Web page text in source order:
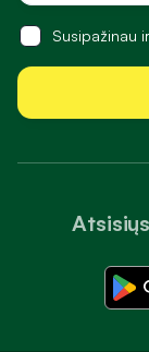
Susipažinau